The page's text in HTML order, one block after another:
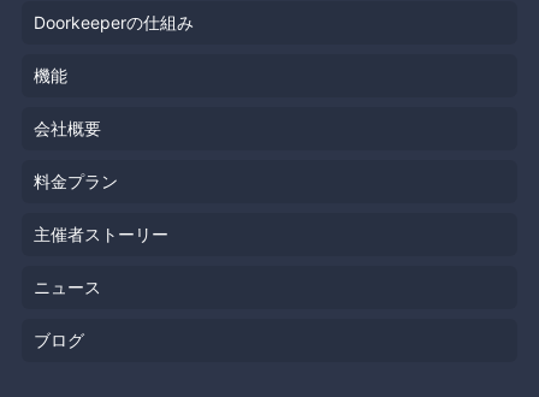
Doorkeeperの仕組み
機能
会社概要
料金プラン
主催者ストーリー
ニュース
ブログ